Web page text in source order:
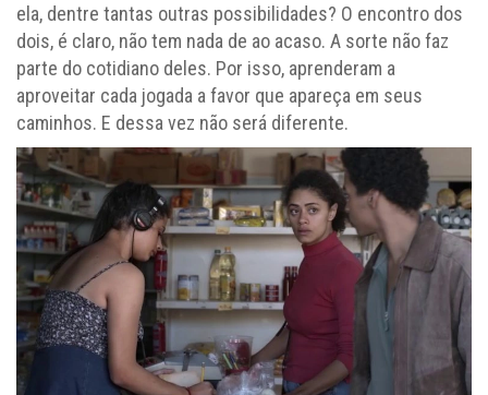
ela, dentre tantas outras possibilidades? O encontro dos
dois, é claro, não tem nada de ao acaso. A sorte não faz
parte do cotidiano deles. Por isso, aprenderam a
aproveitar cada jogada a favor que apareça em seus
caminhos. E dessa vez não será diferente.